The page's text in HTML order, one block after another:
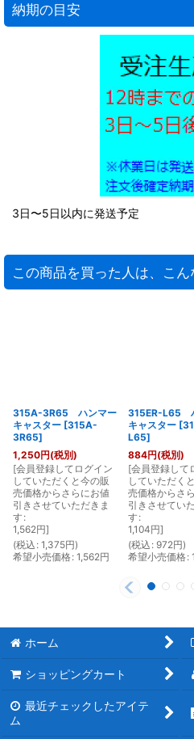
納期の目安
3日〜5日以内に発送予定
この商品を買った人は、こ
315A-3R65 ハンマー
キャスター [315A-
3R65]
1,250円(税別)
[会員登録してログイン
していただくと今の販
売価格からさらにお値
引きさせていただきま
す :
1,562円]
(税込 : 1,375円)
希望小売価格: 1,562円
315ER-L65
キャスター [
L65]
884円(税別)
[会員登録して
していただく
売価格からさ
引きさせてい
す :
1,104円]
(税込 : 972円)
希望小売価格:
ホーム
ショッピングカート
最近チェックしたアイテ
ム